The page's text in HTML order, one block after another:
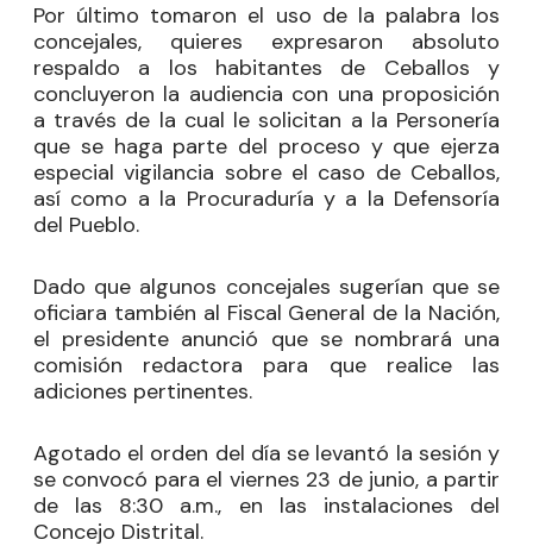
Por último tomaron el uso de la palabra los
concejales, quieres expresaron absoluto
respaldo a los habitantes de Ceballos y
concluyeron la audiencia con una proposición
a través de la cual le solicitan a la Personería
que se haga parte del proceso y que ejerza
especial vigilancia sobre el caso de Ceballos,
así como a la Procuraduría y a la Defensoría
del Pueblo.
Dado que algunos concejales sugerían que se
oficiara también al Fiscal General de la Nación,
el presidente anunció que se nombrará una
comisión redactora para que realice las
adiciones pertinentes.
Agotado el orden del día se levantó la sesión y
se convocó para el viernes 23 de junio, a partir
de las 8:30 a.m., en las instalaciones del
Concejo Distrital.